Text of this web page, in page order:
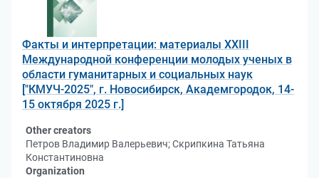
Факты и интерпретации: материалы XXIII
Международной конференции молодых ученых в
области гуманитарных и социальных наук
["КМУЧ-2025", г. Новосибирск, Академгородок, 14-
15 октября 2025 г.]
Other creators
Петров Владимир Валерьевич; Скрипкина Татьяна
Константиновна
Organization